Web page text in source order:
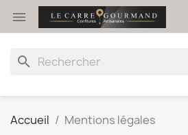

search
Accueil Mentions légales